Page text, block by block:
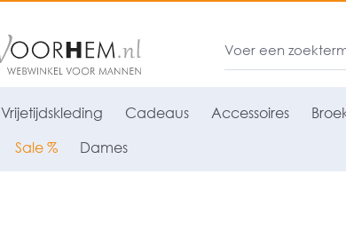
Vrijetijdskleding Cadeaus Accessoires
Sale % Dames